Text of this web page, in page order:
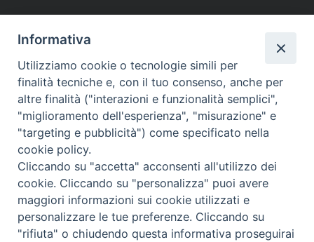
Dove siamo
contatti
Area riservata
Informativa
Utilizziamo cookie o tecnologie simili per
finalità tecniche e, con il tuo consenso, anche per
altre finalità ("interazioni e funzionalità semplici",
"miglioramento dell'esperienza", "misurazione" e
"targeting e pubblicità") come specificato nella
cookie policy.
Cliccando su "accetta" acconsenti all'utilizzo dei
cookie. Cliccando su "personalizza" puoi avere
maggiori informazioni sui cookie utilizzati e
personalizzare le tue preferenze. Cliccando su
"rifiuta" o chiudendo questa informativa proseguirai